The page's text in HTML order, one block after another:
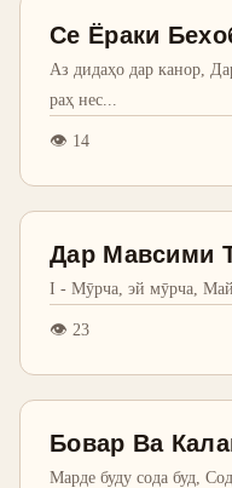
Се Ёраки
Аз дидаҳо дар канор,
раҳ нес
👁 14
Дар Мавсими
I - Мӯрча, эй мӯрча,
👁 23
Бовар Ва
Марде буду сода буд,